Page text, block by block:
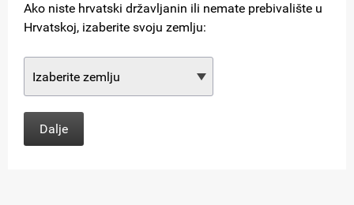
Ako niste hrvatski državljanin ili nemate prebivalište u
Hrvatskoj, izaberite svoju zemlju: